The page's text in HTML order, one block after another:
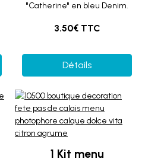
"Catherine" en bleu Denim.
3.50€ TTC
Détails
1 Kit menu